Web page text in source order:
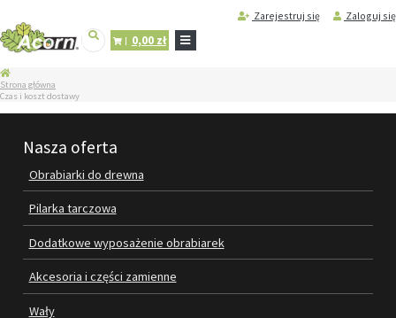
Zarejestruj się Zaloguj się
0,00 zł
STRONA
GŁÓWNA
SERWIS
REGENERACJA
PRODUKTY
OBRABIARKI DO DREWNA
PILARKA TARCZOWA
DODATKOWE WYPOSAŻENIE
OBRABIAREK
Strona główna
Czas i koszt dostawy
Nasza oferta
Obrabiarki do drewna
Pilarka tarczowa
Dodatkowe wyposażenie obrabiarek
Akcesoria i części zamienne
Wały